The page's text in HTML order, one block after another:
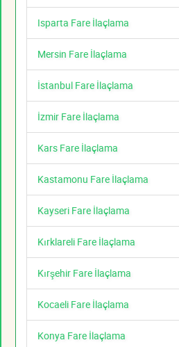
Isparta Fare İlaçlama
Mersin Fare İlaçlama
İstanbul Fare İlaçlama
İzmir Fare İlaçlama
Kars Fare İlaçlama
Kastamonu Fare İlaçlama
Kayseri Fare İlaçlama
Kırklareli Fare İlaçlama
Kırşehir Fare İlaçlama
Kocaeli Fare İlaçlama
Konya Fare İlaçlama